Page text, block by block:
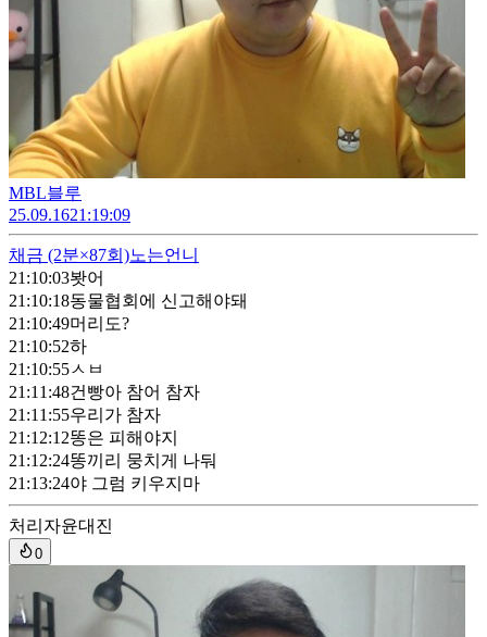
MBL블루
25.09.1621:19:09
채금 (2분×87회)노는언니
21:10:03봣어
21:10:18동물협회에 신고해야돼
21:10:49머리도?
21:10:52하
21:10:55ㅅㅂ
21:11:48건빵아 참어 참자
21:11:55우리가 참자
21:12:12똥은 피해야지
21:12:24똥끼리 뭉치게 나둬
21:13:24야 그럼 키우지마
처리자윤대진
0